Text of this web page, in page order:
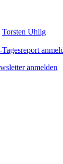
Torsten Uhlig